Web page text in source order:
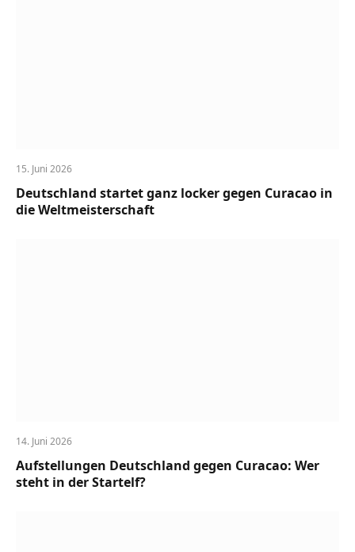
15. Juni 2026
Deutschland startet ganz locker gegen Curacao in
die Weltmeisterschaft
14. Juni 2026
Aufstellungen Deutschland gegen Curacao: Wer
steht in der Startelf?